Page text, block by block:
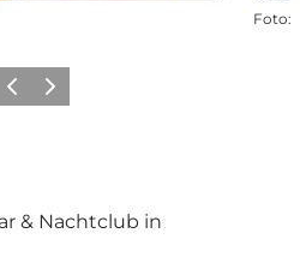
Foto:
ZurückWeiter
& Nachtclub in